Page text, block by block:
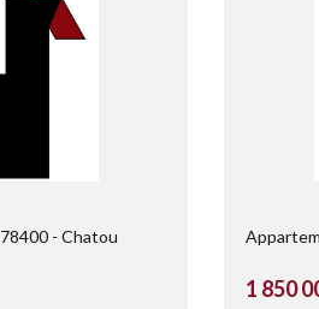
78400 Chatou
1 850